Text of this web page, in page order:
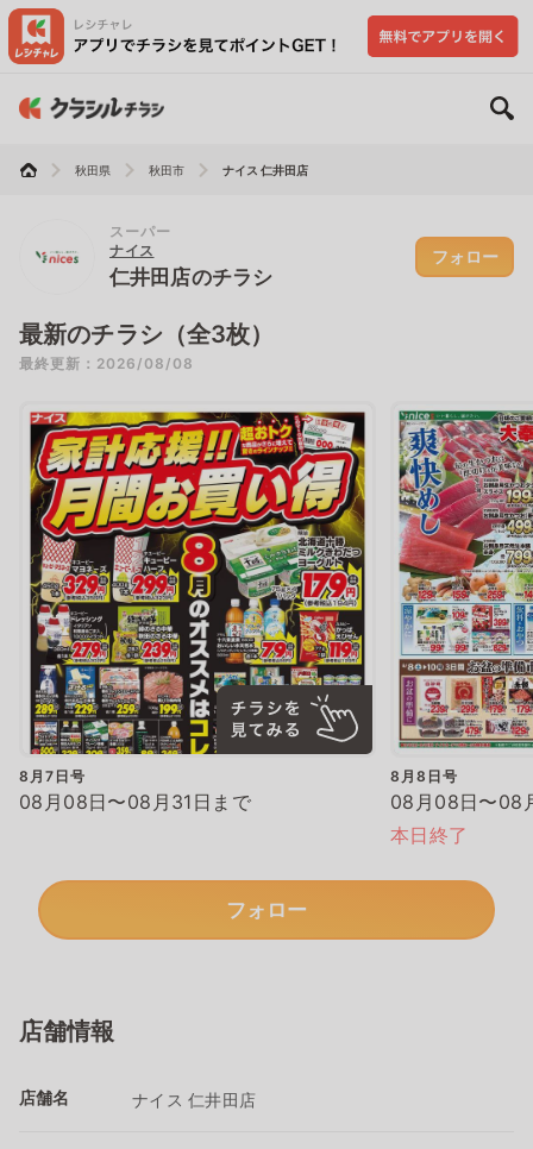
秋田県 秋田市 ナイス 仁井田店
スーパー
ナイス
仁井田店のチラシ
フォロー
最新のチラシ（全3枚）
最終更新：2026/08/08
8月7日号
08月08日〜08月31日まで
8月8日号
08月08日〜08
本日終了
フォロー
店舗情報
店舗名 ナイス 仁井田店